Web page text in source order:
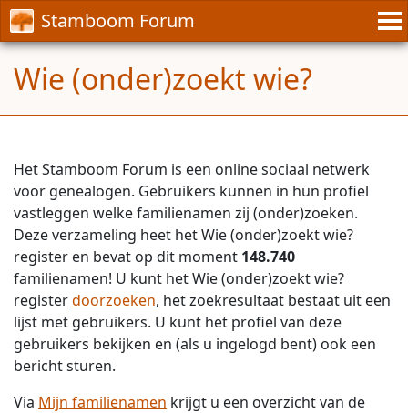
Stamboom Forum
Wie (onder)zoekt wie?
Het Stamboom Forum is een online sociaal netwerk
voor genealogen. Gebruikers kunnen in hun profiel
vastleggen welke familienamen zij (onder)zoeken.
Deze verzameling heet het Wie (onder)zoekt wie?
register en bevat op dit moment 148.740
familienamen! U kunt het Wie (onder)zoekt wie?
registerdoorzoeken, het zoekresultaat bestaat uit een
lijst met gebruikers. U kunt het profiel van deze
gebruikers bekijken en (als u ingelogd bent) ook een
bericht sturen.
Via Mijn familienamen krijgt u een overzicht van de